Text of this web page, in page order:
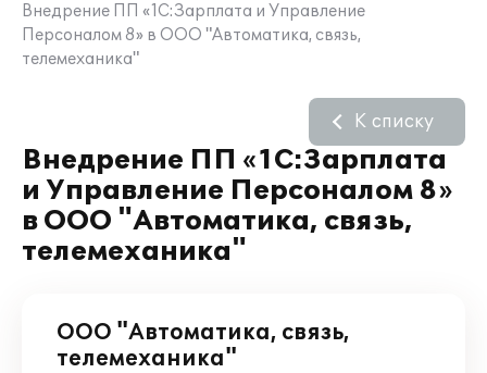
Внедрение ПП «1С:Зарплата и Управление
Персоналом 8» в ООО "Автоматика, связь,
телемеханика"
Внедрение ПП «1С:Зарплата
и Управление Персоналом 8»
в ООО "Автоматика, связь,
телемеханика"
К списку
ООО "Автоматика, связь,
телемеханика"